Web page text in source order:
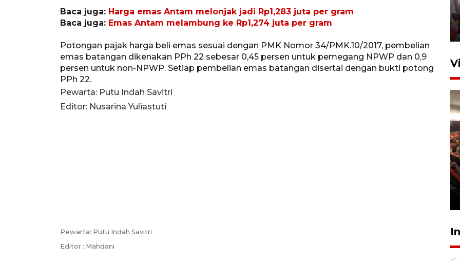
Baca juga: Harga emas Antam melonjak jadi Rp1,283 juta per gram
Baca juga: Emas Antam melambung ke Rp1,274 juta per gram
Potongan pajak harga beli emas sesuai dengan PMK Nomor 34/PMK.10/2017, pembelian
emas batangan dikenakan PPh 22 sebesar 0,45 persen untuk pemegang NPWP dan 0,9
persen untuk non-NPWP. Setiap pembelian emas batangan disertai dengan bukti potong
PPh 22.
Pewarta: Putu Indah Savitri
Editor: Nusarina Yuliastuti
Pewarta: Putu Indah Savitri
Editor : Mahdani
Bola Usia Dini
23 Juli 2026 21:36